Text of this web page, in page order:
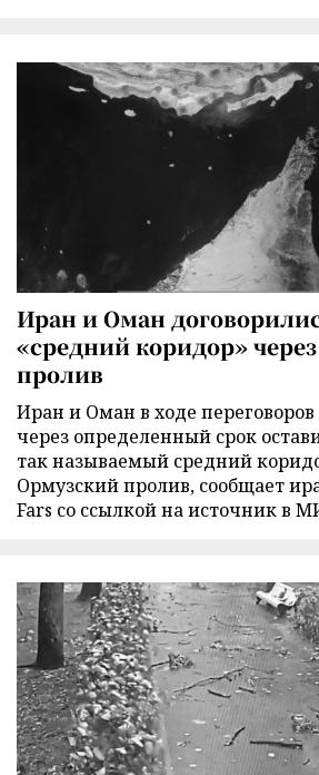
Иран и Оман
«средний коридор»
пролив
Иран и Оман в ходе переговоров
через определенный срок
так называемый средний
Ормузский пролив, сообщает
Fars со ссылкой на источник в